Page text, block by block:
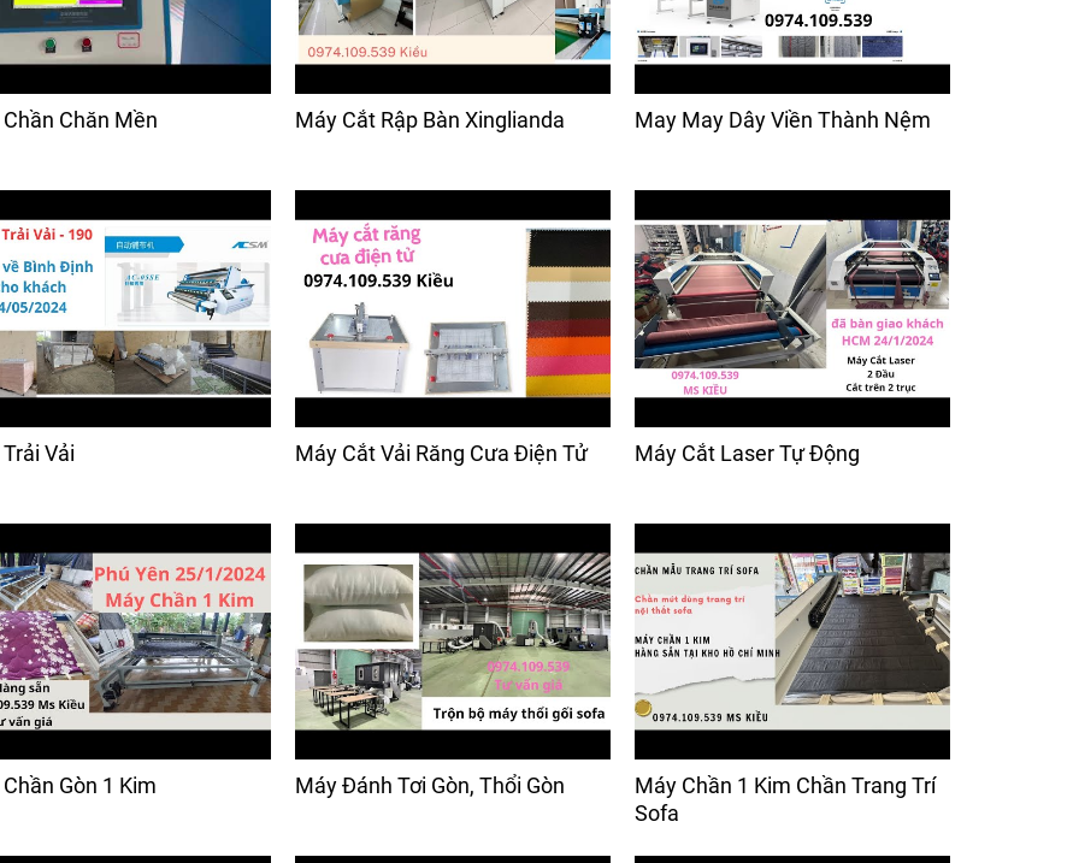
Chăn Mền Máy Cắt Rập Bàn Xinglianda May May Dây Viền Thành Nệm
Vải Máy Cắt Vải Răng Cưa Điện Tử Máy Cắt Laser Tự Động
Gòn 1 Kim Máy Đánh Tơi Gòn, Thổi Gòn
Máy Chần 1 Kim Chần Trang Trí
Sofa